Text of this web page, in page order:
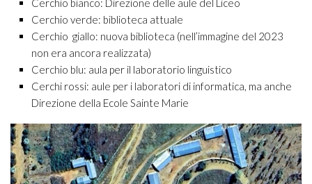
Cerchio bianco: Direzione delle aule del Liceo
Cerchio verde: biblioteca attuale
Cerchio giallo: nuova biblioteca (nell’immagine del 2023
non era ancora realizzata)
Cerchio blu: aula per il laboratorio linguistico
Cerchi rossi: aule per i laboratori di informatica, ma anche
Direzione della Ecole Sainte Marie